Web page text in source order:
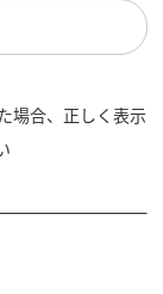
場合、正しく表示